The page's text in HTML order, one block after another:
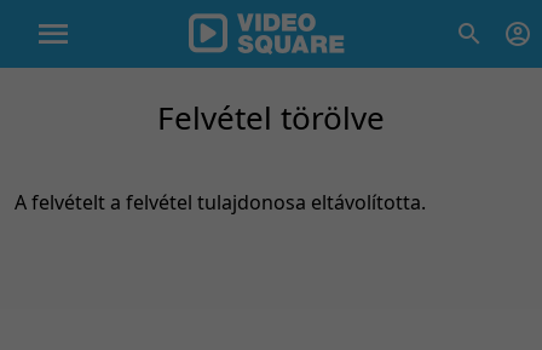
Felvétel törölve
A felvételt a felvétel tulajdonosa eltávolította.